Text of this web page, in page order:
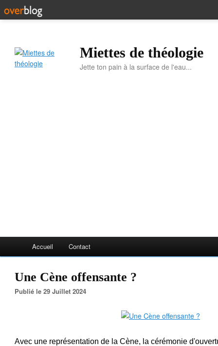
Miettes de théologie
Jette ton pain à la surface de l'eau...
Accueil Contact
Une Cène offensante ?
Publié le 29 Juillet 2024
Avec une représentation de la Cène, la cérémonie